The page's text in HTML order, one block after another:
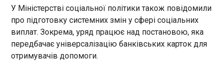
Про це повідомляє
Міністерство економіки,
довкілля та сільського
господарства України з
посиланням на результати
дослідження, проведеного на
CNN: Іран пошкодив щонайменше 16 баз США
на Близькому Сході
16:37:25
Іранські обстріли спричинили
безпрецедентні руйнування
У Міністерстві соціальної політики також повідомили
про підготовку системних змін у сфері соціальних
виплат. Зокрема, уряд працює над постановою, яка
передбачає універсалізацію банківських карток для
отримувачів допомоги.